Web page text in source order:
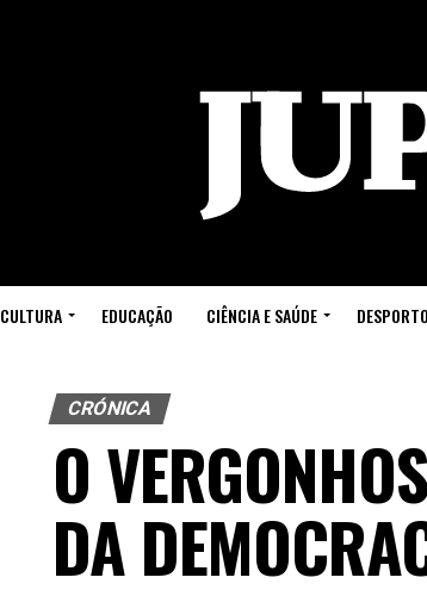
CULTURA EDUCAÇÃO CIÊNCIA E SAÚDE DESPORTO
CRÓNICA
O
DA